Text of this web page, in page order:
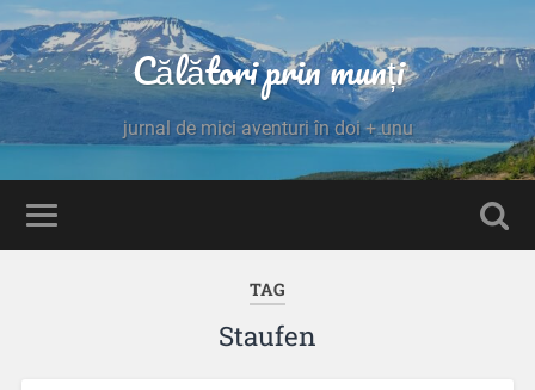
Călători prin munți
jurnal de mici aventuri în doi + unu
TAG
Staufen